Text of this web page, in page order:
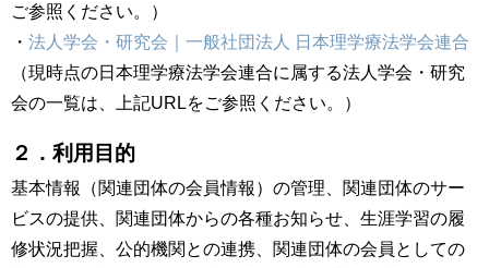
ご参照ください。）
・ 法人学会・研究会｜一般社団法人 日本理学療法学会連合
（現時点の日本理学療法学会連合に属する法人学会・研究
会の一覧は、上記URLをご参照ください。）
２．利用目的
基本情報（関連団体の会員情報）の管理、関連団体のサー
ビスの提供、関連団体からの各種お知らせ、生涯学習の履
修状況把握、公的機関との連携、関連団体の会員としての